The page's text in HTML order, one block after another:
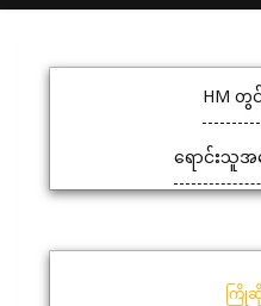
HM တွ
ရောင်းသူအ
ကြို